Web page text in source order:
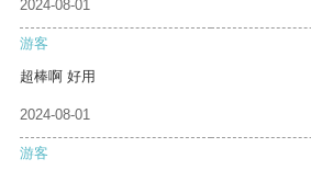
2024-08-01
游客
超棒啊 好用
2024-08-01
游客